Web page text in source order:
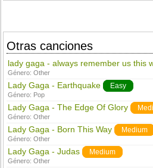
Otras canciones
lady gaga - always remember us this
Género:Other
Lady Gaga - Earthquake Easy
Género: Pop
Lady Gaga - The Edge Of Glory
Género:Other
Lady Gaga - Born This Way Medium
Género:Other
Lady Gaga - Judas Medium
Género:Other